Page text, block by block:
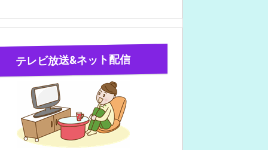
テレビ放送&ネット配信